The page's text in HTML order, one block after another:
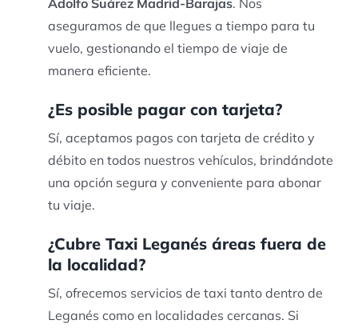
aseguramos de que llegues a tiempo para tu
vuelo, gestionando el tiempo de viaje de
manera eficiente.
¿Es posible pagar con tarjeta?
Sí, aceptamos pagos con tarjeta de crédito y
débito en todos nuestros vehículos, brindándote
una opción segura y conveniente para abonar
tu viaje.
¿Cubre Taxi Leganés áreas fuera de
la localidad?
Sí, ofrecemos servicios de taxi tanto dentro de
Leganés como en localidades cercanas. Si